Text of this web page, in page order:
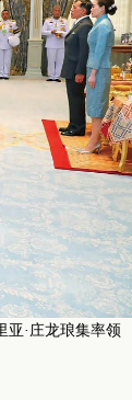
亚·庄龙琅集率领